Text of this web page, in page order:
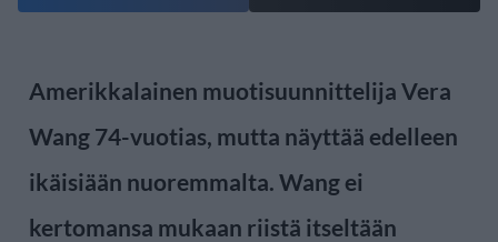
Amerikkalainen muotisuunnittelija Vera
Wang 74-vuotias, mutta näyttää edelleen
ikäisiään nuoremmalta. Wang ei
kertomansa mukaan riistä itseltään